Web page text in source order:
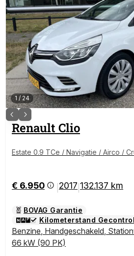
1/ 24
Renault Clio
Estate 0.9 TCe / Navigatie / Airco /
€ 6.950 2017 132.137 km
BOVAG Garantie
Kilometerstand
Benzine, Handgeschakeld,
66 kW (90 PK)